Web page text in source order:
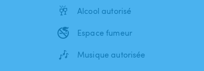
🥂 Alcool autorisé
🚭 Espace fumeur
🎶 Musique autorisée